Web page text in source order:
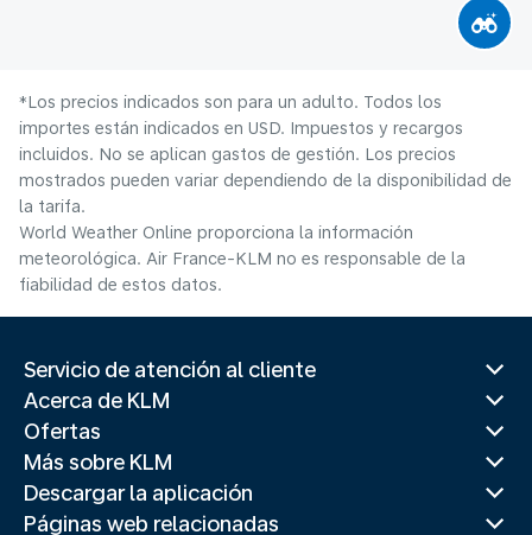
*Los precios indicados son para un adulto. Todos los
importes están indicados en USD. Impuestos y recargos
incluidos. No se aplican gastos de gestión. Los precios
mostrados pueden variar dependiendo de la disponibilidad de
la tarifa.
World Weather Online proporciona la información
meteorológica. Air France-KLM no es responsable de la
fiabilidad de estos datos.
Servicio de atención al cliente
Acerca de KLM
Ofertas
Más sobre KLM
Descargar la aplicación
Páginas web relacionadas